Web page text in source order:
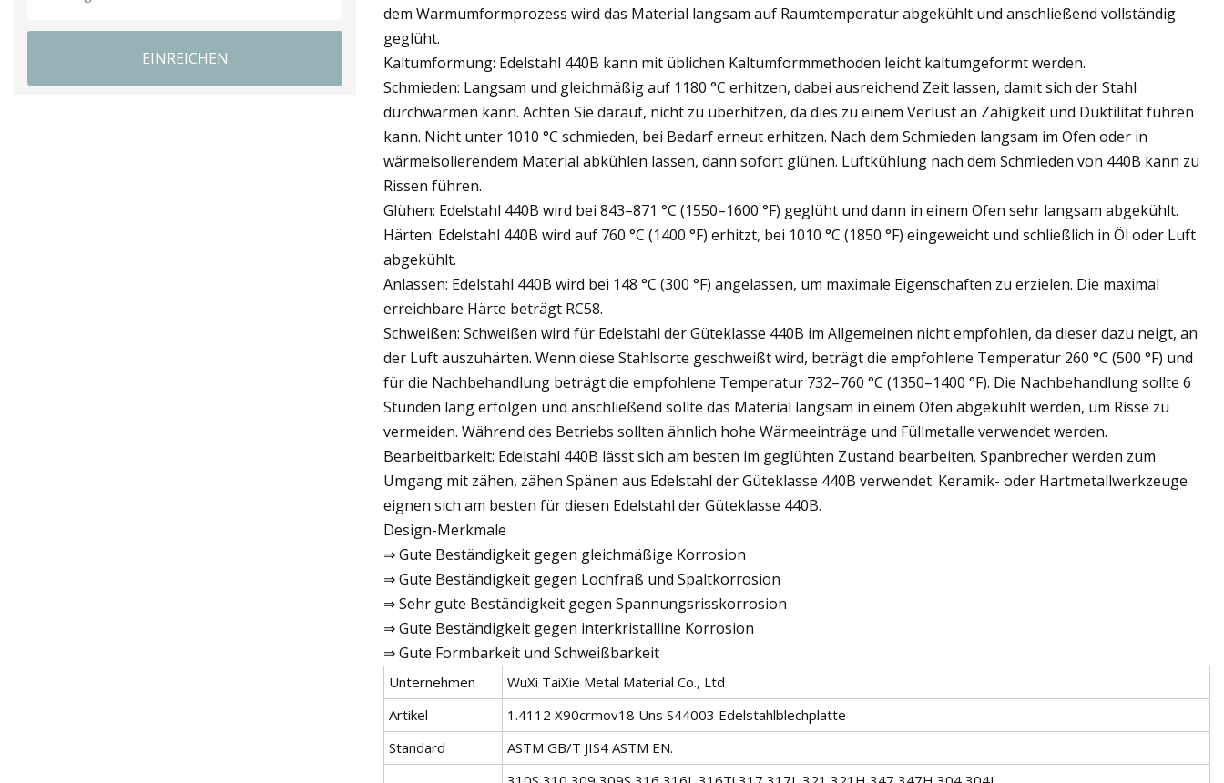
EINREICHEN
dem Warmumformprozess wird das Material langsam auf Raumtemperatur abgekühlt und anschließend vollständig
geglüht.
Kaltumformung: Edelstahl 440B kann mit üblichen Kaltumformmethoden leicht kaltumgeformt werden.
Schmieden: Langsam und gleichmäßig auf 1180 °C erhitzen, dabei ausreichend Zeit lassen, damit sich der Stahl
durchwärmen kann. Achten Sie darauf, nicht zu überhitzen, da dies zu einem Verlust an Zähigkeit und Duktilität führen
kann. Nicht unter 1010 °C schmieden, bei Bedarf erneut erhitzen. Nach dem Schmieden langsam im Ofen oder in
wärmeisolierendem Material abkühlen lassen, dann sofort glühen. Luftkühlung nach dem Schmieden von 440B kann zu
Rissen führen.
Glühen: Edelstahl 440B wird bei 843–871 °C (1550–1600 °F) geglüht und dann in einem Ofen sehr langsam abgekühlt.
Härten: Edelstahl 440B wird auf 760 °C (1400 °F) erhitzt, bei 1010 °C (1850 °F) eingeweicht und schließlich in Öl oder Luft
abgekühlt.
Anlassen: Edelstahl 440B wird bei 148 °C (300 °F) angelassen, um maximale Eigenschaften zu erzielen. Die maximal
erreichbare Härte beträgt RC58.
Schweißen: Schweißen wird für Edelstahl der Güteklasse 440B im Allgemeinen nicht empfohlen, da dieser dazu neigt, an
der Luft auszuhärten. Wenn diese Stahlsorte geschweißt wird, beträgt die empfohlene Temperatur 260 °C (500 °F) und
für die Nachbehandlung beträgt die empfohlene Temperatur 732–760 °C (1350–1400 °F). Die Nachbehandlung sollte 6
Stunden lang erfolgen und anschließend sollte das Material langsam in einem Ofen abgekühlt werden, um Risse zu
vermeiden. Während des Betriebs sollten ähnlich hohe Wärmeeinträge und Füllmetalle verwendet werden.
Bearbeitbarkeit: Edelstahl 440B lässt sich am besten im geglühten Zustand bearbeiten. Spanbrecher werden zum
Umgang mit zähen, zähen Spänen aus Edelstahl der Güteklasse 440B verwendet. Keramik- oder Hartmetallwerkzeuge
eignen sich am besten für diesen Edelstahl der Güteklasse 440B.
Design-Merkmale
⇒ Gute Beständigkeit gegen gleichmäßige Korrosion
⇒ Gute Beständigkeit gegen Lochfraß und Spaltkorrosion
⇒ Sehr gute Beständigkeit gegen Spannungsrisskorrosion
⇒ Gute Beständigkeit gegen interkristalline Korrosion
⇒ Gute Formbarkeit und Schweißbarkeit
Unternehmen
WuXi TaiXie Metal Material Co., Ltd
Artikel
1.4112 X90crmov18 Uns S44003 Edelstahlblechplatte
Standard
ASTM GB/T JIS4 ASTM EN.